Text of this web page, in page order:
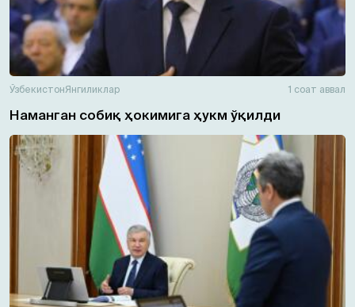
ЎзбекистонЯнгиликлар 1 соат аввал
Наманган собиқ ҳокимига ҳукм ўқилди